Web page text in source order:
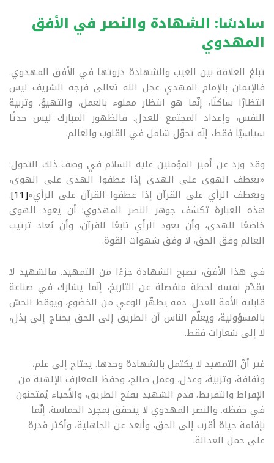
سادسًا: الشهادة والنصر في الأفق
المهدوي
تبلغ العلاقة بين الغيب والشهادة ذروتها في الأفق المهدوي.
فالإيمان بالإمام المهدي عجل الله تعالى فرجه الشريف ليس
انتظارًا ساكنًا، إنّما هو انتظار مملوء بالعمل، والتهيؤ، وتربية
النفس، وإعداد المجتمع للعدل. فالظهور المبارك ليس حدثًا
سياسيًا فقط، إنّه تحوّل شامل في القلوب والعالم.
وقد ورد عن أمير المؤمنين عليه السلام في وصف ذلك التحول:
«يعطف الهوى على الهدى إذا عطفوا الهدى على الهوى،
ويعطف الرأي على القرآن إذا عطفوا القرآن على الرأي»[11]
.
هذه العبارة تكشف جوهر النصر المهدوي: أن يعود الهوى
خاضعًا للهدى، وأن يعود الرأي تابعًا للقرآن، وأن يُعاد ترتيب
العالم وفق الحق، لا وفق شهوات القوة.
في هذا الأفق، تصبح الشهادة جزءًا من التمهيد. فالشهيد لا
يقدّم نفسه لحظة منفصلة عن التاريخ، إنّما يشارك في صناعة
قابلية الأمة للعدل. دمه يطهّر الوعي من الخضوع، ويوقظ الحسّ
بالمسؤولية، ويعلّم الناس أن الطريق إلى الحق يحتاج إلى بذل،
لا إلى شعارات فقط.
غير أنّ التمهيد لا يكتمل بالشهادة وحدها. يحتاج إلى علم،
وثقافة، وتربية، وعدل، وعمل صالح، وحفظ للمعارف الإلهية من
الإفراط والتفريط. فدم الشهيد يفتح الطريق، والأحياء يُمتحنون
في حفظه. والنصر المهدوي لا يتحقق بمجرد الحماسة، إنّما
بإقامة حياة أقرب إلى الحق، وأبعد عن الجاهلية، وأكثر قدرة
على حمل العدالة.